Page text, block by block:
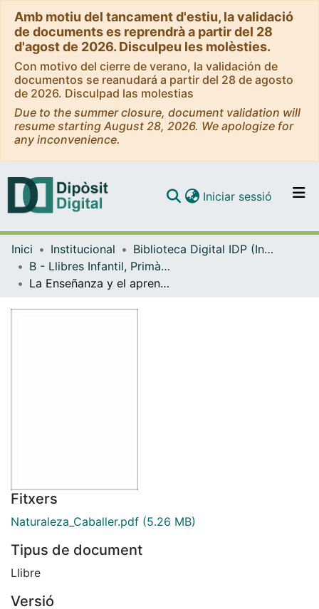
Amb motiu del tancament d'estiu, la validació
de documents es reprendrà a partir del 28
d'agost de 2026. Disculpeu les molèsties.
Con motivo del cierre de verano, la validación de
documentos se reanudará a partir del 28 de agosto
de 2026. Disculpad las molestias
Due to the summer closure, document validation will
resume starting August 28, 2026. We apologize for
any inconvenience.
Navega per tot el DD
Iniciar sessió (current)
Inici Institucional
Biblioteca Digital IDP (Institut de Desenvolupament Professional)
B - Llibres Infantil, Primària, Secundària i FP (IDP, Graó, Horsori)
La Enseñanza y el aprendizaje de las ciencias de la naturaleza en la educación secundaria
Fitxers
Naturaleza_Caballer.pdf (5.26 MB)
Tipus de document
Llibre
Versió